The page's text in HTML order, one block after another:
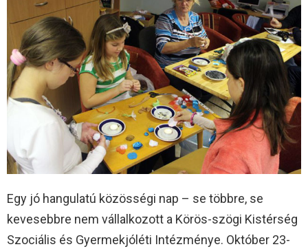
Egy jó hangulatú közösségi nap – se többre, se
kevesebbre nem vállalkozott a Körös-szögi Kistérség
Szociális és Gyermekjóléti Intézménye. Október 23-